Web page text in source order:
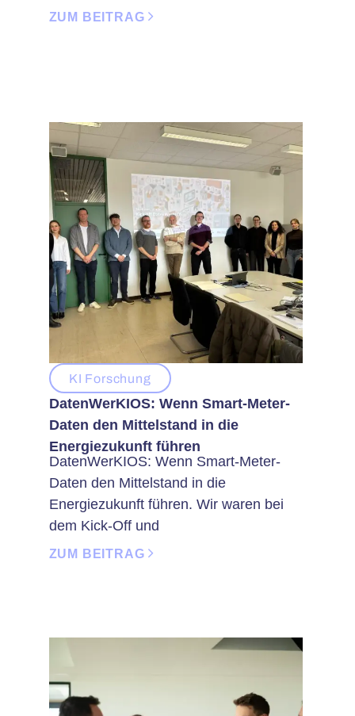
ZUM BEITRAG
KI Forschung
DatenWerKIOS: Wenn Smart-Meter-
Daten den Mittelstand in die
Energiezukunft führen
DatenWerKIOS: Wenn Smart-Meter-
Daten den Mittelstand in die
Energiezukunft führen. Wir waren bei
dem Kick-Off und
ZUM BEITRAG